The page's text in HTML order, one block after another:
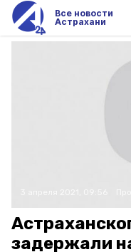
Все новости
Астрахани
задержали